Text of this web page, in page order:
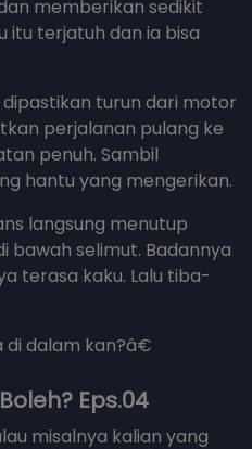
memberikan sedikit
itu terjatuh dan ia bisa
turun dari motor
perjalanan pulang ke
penuh. Sambil
hantu yang mengerikan.
langsung menutup
bawah selimut. Badannya
terasa kaku. Lalu tiba-
dalam kan?â€
Eps.04
misalnya kalian yang